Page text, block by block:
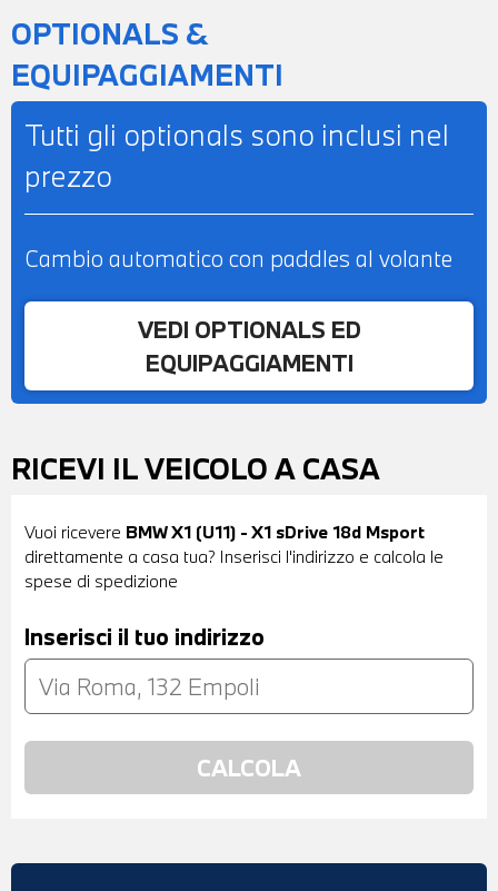
OPTIONALS &
EQUIPAGGIAMENTI
Tutti gli optionals sono inclusi nel
prezzo
Cambio automatico con paddles al volante
VEDI OPTIONALS ED
EQUIPAGGIAMENTI
RICEVI IL VEICOLO A CASA
Vuoi ricevere BMW X1 (U11) - X1 sDrive 18d Msport
direttamente a casa tua? Inserisci l'indirizzo e calcola le
spese di spedizione
Inserisci il tuo indirizzo